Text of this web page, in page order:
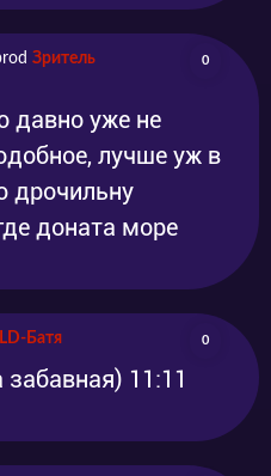
Зритель
0
давно уже не
лучше уж в
дрочильну
доната море
Батя 0
11:11